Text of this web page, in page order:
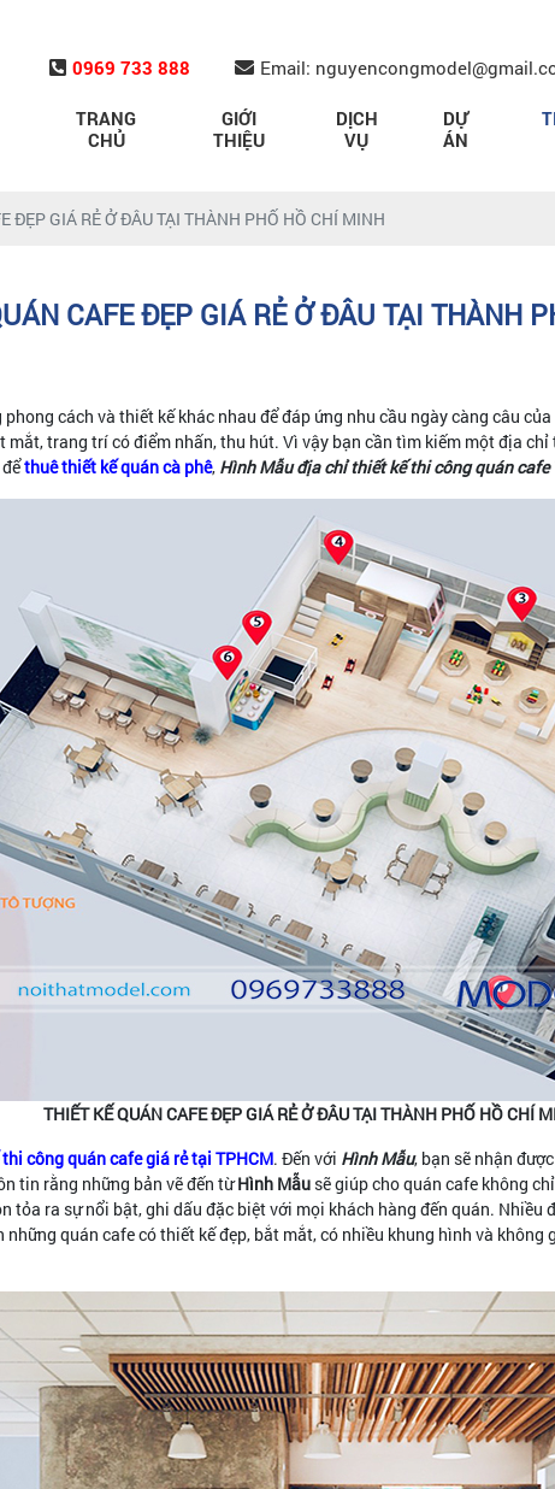
0969 733 888 Email:
TRANG
CHỦ
GIỚI
THIỆU
DỊCH
VỤ
DỰ
ÁN
ĐẸP GIÁ RẺ Ở ĐÂU TẠI THÀNH PHỐ HỒ CHÍ MINH
CAFE ĐẸP GIÁ RẺ Ở ĐÂU TẠI THÀNH
cách và thiết kế khác nhau để đáp ứng nhu cầu ngày càng câu
trang trí có điểm nhấn, thu hút. Vì vậy bạn cần tìm kiếm một địa
thuê thiết kế quán cà phê, Hình Mẫu địa chỉ thiết kế thi công quán cafe
THIẾT KẾ QUÁN CAFE ĐẸP GIÁ RẺ Ở ĐÂU TẠI THÀNH PHỐ HỒ CHÍ
công quán cafe giá rẻ tại TPHCM. Đến với Hình Mẫu, bạn sẽ nhận
tin rằng những bản vẽ đến từHình Mẫu sẽ giúp cho quán cafe không
tỏa ra sự nổi bật, ghi dấu đặc biệt với mọi khách hàng đến quán.
quán cafe có thiết kế đẹp, bắt mắt, có nhiều khung hình và